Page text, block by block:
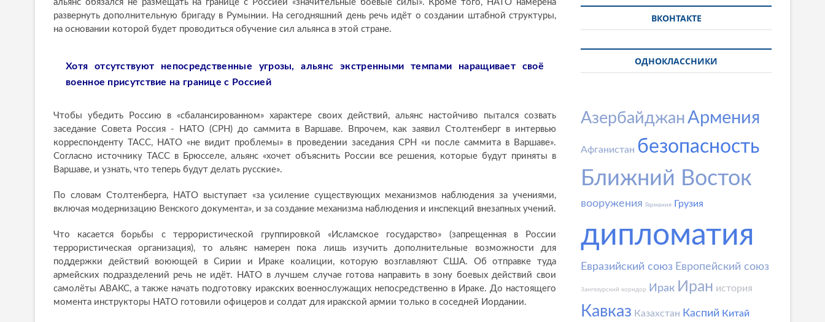
альянс обязался не размещать на границе с Россией «значительные боевые силы». Кроме того, НАТО намерена
развернуть дополнительную бригаду в Румынии. На сегодняшний день речь идёт о создании штабной структуры,
на основании которой будет проводиться обучение сил альянса в этой стране.
Хотя отсутствуют непосредственные угрозы, альянс экстренными темпами наращивает своё
военное присутствие на границе с Россией
Чтобы убедить Россию в «сбалансированном» характере своих действий, альянс настойчиво пытался созвать
заседание Совета Россия - НАТО (СРН) до саммита в Варшаве. Впрочем, как заявил Столтенберг в интервью
корреспонденту ТАСС, НАТО «не видит проблемы» в проведении заседания СРН «и после саммита в Варшаве».
Согласно источнику ТАСС в Брюсселе, альянс «хочет объяснить России все решения, которые будут приняты в
Варшаве, и узнать, что теперь будут делать русские».
По словам Столтенберга, НАТО выступает «за усиление существующих механизмов наблюдения за учениями,
включая модернизацию Венского документа», и за создание механизма наблюдения и инспекций внезапных учений.
Что касается борьбы с террористической группировкой «Исламское государство» (запрещенная в России
террористическая организация), то альянс намерен пока лишь изучить дополнительные возможности для
поддержки действий воюющей в Сирии и Ираке коалиции, которую возглавляют США. Об отправке туда
армейских подразделений речь не идёт. НАТО в лучшем случае готова направить в зону боевых действий свои
самолёты АВАКС, а также начать подготовку иракских военнослужащих непосредственно в Ираке. До настоящего
момента инструкторы НАТО готовили офицеров и солдат для иракской армии только в соседней Иордании.
ВКОНТАКТЕ
ОДНОКЛАССНИКИ
АзербайджанАрмения
Афганистан безопасность
Ближний Восток
вооружения Германия Грузия
дипломатия
Евразийский союз Европейский союз
Зангезурский коридор Ирак Иран история
Кавказ Казахстан Каспий Китай